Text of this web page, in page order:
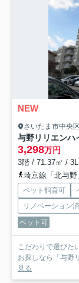
NEW
さいたま市中央
与野リリエンハ
3,298万円
3階 / 71.37㎡ /
埼京線「北与
ペット飼育可
リノベーション済
ペット可
こだわりで選びた
お探しなら「与野
見る